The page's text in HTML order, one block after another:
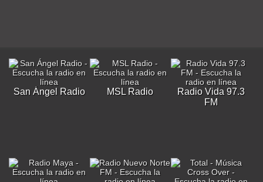
San Ángel Radio MSL Radio
Radio Vida 97.3
FM